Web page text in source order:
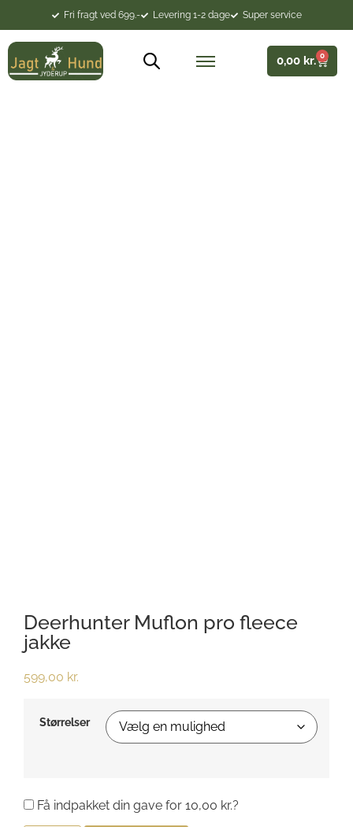
Fri fragt ved 699.- Levering 1-2 dage Super service
0,00 kr. 0
Deerhunter Muflon pro fleece
jakke
599,00 kr.
Størrelser
Få indpakket din gave for 10,00 kr.?